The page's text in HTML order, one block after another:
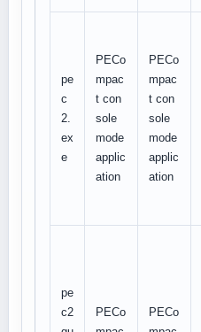
pe
c
2.
ex
e
PECo
mpac
t con
sole
mode
applic
ation
PECo
mpac
t con
sole
mode
applic
ation
pe
c2
PECo
PECo